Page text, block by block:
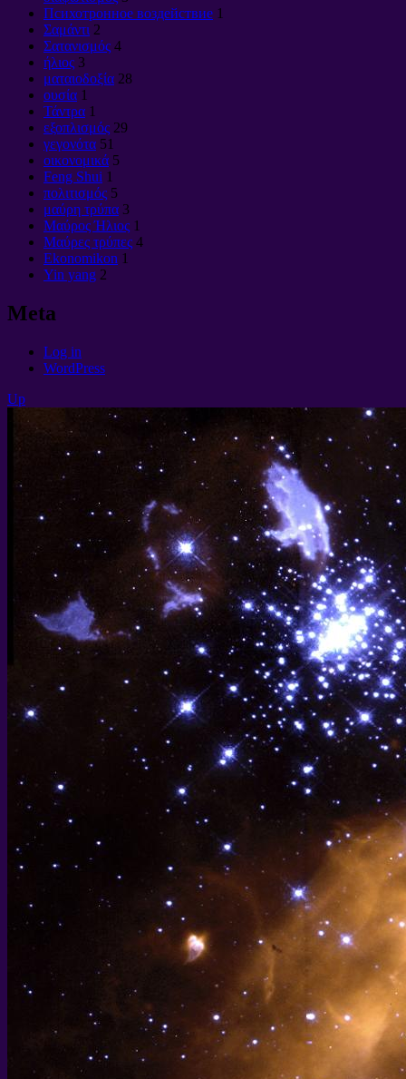
Психотронное воздействие 1
Σαμάντι 2
Σατανισμός 4
ήλιος 3
ματαιοδοξία 28
ουσία 1
Τάντρα 1
εξοπλισμός 29
γεγονότα 51
οικονομικά 5
Feng Shui 1
πολιτισμός 5
μαύρη τρύπα 3
Μαύρος Ήλιος 1
Μαύρες τρύπες 4
Ekonomikon 1
Yin yang 2
Meta
Log in
WordPress
Up